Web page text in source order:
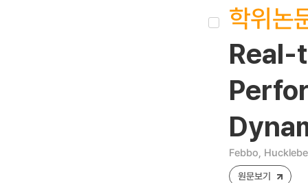
학위논
Real-
Febbo,
원문보기